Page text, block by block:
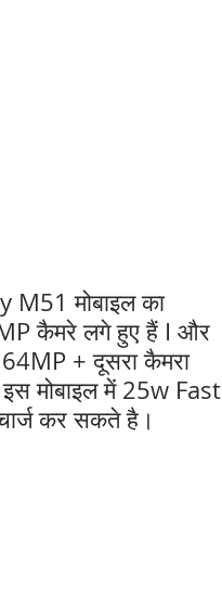
M51 मोबाइल का
कैमरे लगे हुए हैं I और
+ दूसरा कैमरा
मोबाइल में 25w Fast
कर सकते है।